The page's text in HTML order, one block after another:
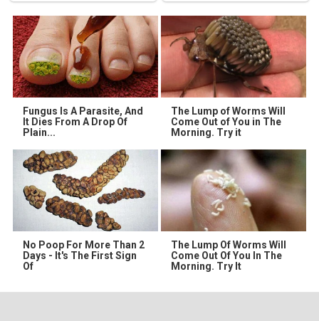
Fungus Is A Parasite, And
It Dies From A Drop Of
Plain...
The Lump of Worms Will
Come Out of You in The
Morning. Try it
No Poop For More Than 2
Days - It's The First Sign
Of
The Lump Of Worms Will
Come Out Of You In The
Morning. Try It